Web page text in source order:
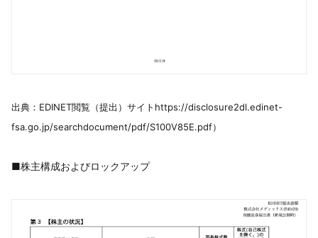
出典：EDINET閲覧（提出）サイトhttps://disclosure2dl.edinet-
fsa.go.jp/searchdocument/pdf/S100V85E.pdf）
■株主構成およびロックアップ